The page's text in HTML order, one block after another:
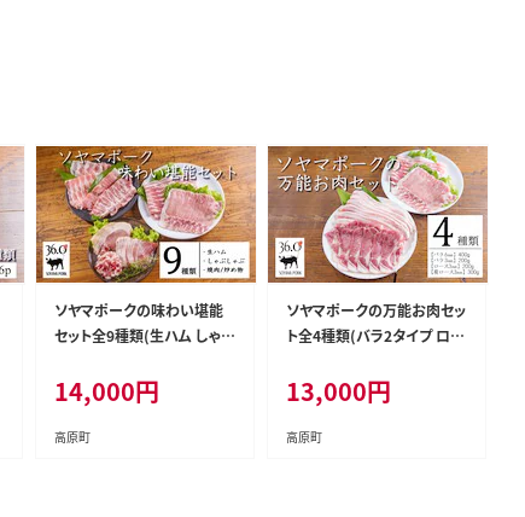
ソヤマポークの味わい堪能
セット全9種類(生ハム しゃぶ
g TF830-P00078
14,000円
高原町
ソヤマポークの万能お肉セッ
ト全4種類(バラ2タイプ ロー
P00078
13,000円
高原町